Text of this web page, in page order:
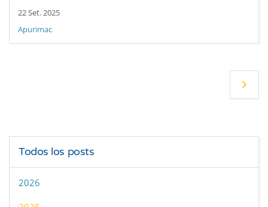
22 Set. 2025
Apurimac
Todos los posts
2026